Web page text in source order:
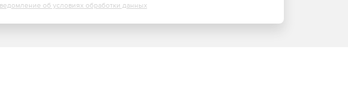
об условиях обработки данных